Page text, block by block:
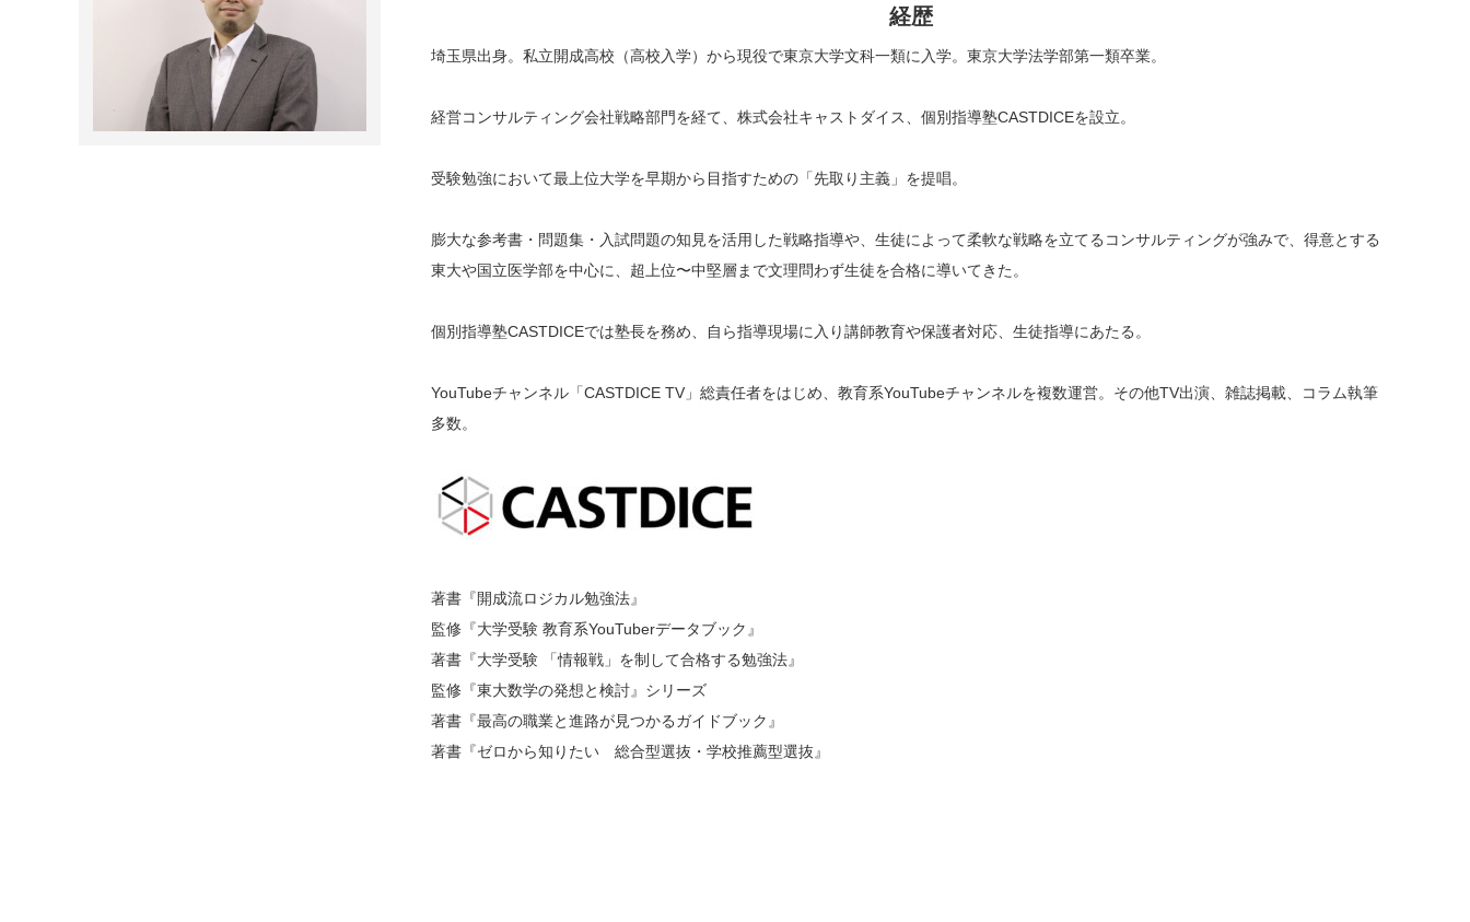
経歴
埼玉県出身。私立開成高校（高校入学）から現役で東京大学文科一類に入学。東京大学法学部第一類卒業。
経営コンサルティング会社戦略部門を経て、株式会社キャストダイス、個別指導塾CASTDICEを設立。
受験勉強において最上位大学を早期から目指すための「先取り主義」を提唱。
膨大な参考書・問題集・入試問題の知見を活用した戦略指導や、生徒によって柔軟な戦略を立てるコンサルティングが強みで、得意とする
東大や国立医学部を中心に、超上位〜中堅層まで文理問わず生徒を合格に導いてきた。
個別指導塾CASTDICEでは塾長を務め、自ら指導現場に入り講師教育や保護者対応、生徒指導にあたる。
YouTubeチャンネル「CASTDICE TV」総責任者をはじめ、教育系YouTubeチャンネルを複数運営。その他TV出演、雑誌掲載、コラム執筆
多数。
著書『開成流ロジカル勉強法』
監修『大学受験 教育系YouTuberデータブック』
著書『大学受験 「情報戦」を制して合格する勉強法』
監修『東大数学の発想と検討』シリーズ
著書『最高の職業と進路が見つかるガイドブック』
著書『ゼロから知りたい 総合型選抜・学校推薦型選抜』